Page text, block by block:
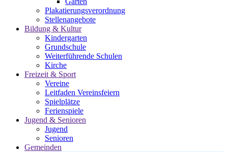
Plakatierungsverordnung
Stellenangebote
Bildung & Kultur
Kindergarten
Grundschule
Weiterführende Schulen
Kirche
Freizeit & Sport
Vereine
Leitfaden Vereinsfeiern
Spielplätze
Ferienspiele
Jugend & Senioren
Jugend
Senioren
Gemeinden